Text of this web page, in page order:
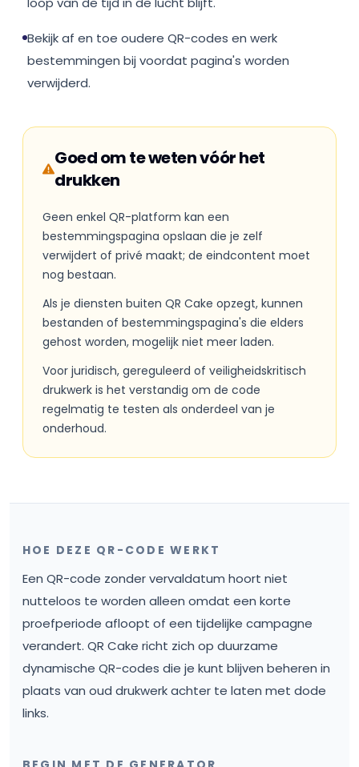
Bekijk af en toe oudere QR-codes en werk
bestemmingen bij voordat pagina's worden
verwijderd.
Goed om te weten vóór het
drukken
Geen enkel QR-platform kan een
bestemmingspagina opslaan die je zelf
verwijdert of privé maakt; de eindcontent moet
nog bestaan.
Als je diensten buiten QR Cake opzegt, kunnen
bestanden of bestemmingspagina's die elders
gehost worden, mogelijk niet meer laden.
Voor juridisch, gereguleerd of veiligheidskritisch
drukwerk is het verstandig om de code
regelmatig te testen als onderdeel van je
onderhoud.
HOE DEZE QR-CODE WERKT
Een QR-code zonder vervaldatum hoort niet
nutteloos te worden alleen omdat een korte
proefperiode afloopt of een tijdelijke campagne
verandert. QR Cake richt zich op duurzame
dynamische QR-codes die je kunt blijven beheren in
plaats van oud drukwerk achter te laten met dode
links.